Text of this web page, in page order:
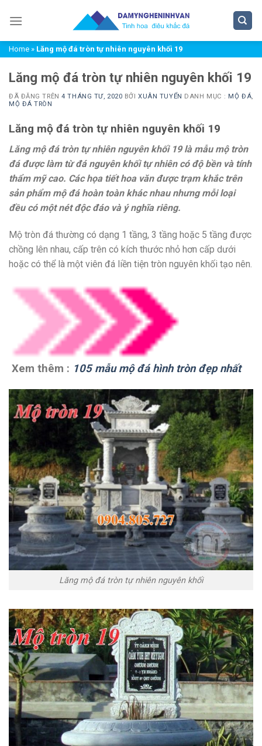
đến
dungHome » Lăng mộ đá tròn tự nhiên nguyên khối 19
Lăng mộ đá tròn tự nhiên nguyên khối 19
ĐÃ ĐĂNG TRÊN4 THÁNG TƯ, 2020 BỞIXUÂN TUYỂN DANH MỤC : MỘ ĐÁ,
MỘ ĐÁ TRÒN
Lăng mộ đá tròn tự nhiên nguyên khối 19
Lăng mộ đá tròn tự nhiên nguyên khối 19 là mẫu mộ tròn
đá được làm từ đá nguyên khối tự nhiên có độ bền và tính
thẩm mỹ cao. Các họa tiết hoa văn được trạm khắc trên
sản phẩm mộ đá hoàn toàn khác nhau nhưng mỗi loại
đều có một nét độc đáo và ý nghĩa riêng.
Mộ tròn đá thường có dạng 1 tầng, 3 tầng hoặc 5 tầng được
chồng lên nhau, cấp trên có kích thước nhỏ hơn cấp dưới
hoặc có thể là một viên đá liền tiện tròn nguyên khối tạo nên.
Xem thêm : 105 mẫu mộ đá hình tròn đẹp nhất
Lăng mộ đá tròn tự nhiên nguyên khối